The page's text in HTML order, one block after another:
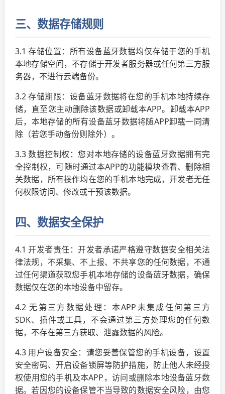
三、数据存储规则
3.1 存储位置：所有设备蓝牙数据均仅存储于您的手机
本地存储空间，不存储于开发者服务器或任何第三方服
务器，不进行云端备份。
3.2 存储期限：设备蓝牙数据将在您的手机本地持续存
储，直至您主动删除该数据或卸载本APP。卸载本APP
后，本地存储的所有设备蓝牙数据将随APP卸载一同清
除（若您手动备份则除外）。
3.3 数据控制权：您对本地存储的设备蓝牙数据拥有完
全控制权，可随时通过本APP的功能模块查看、删除相
关数据，所有操作均在您的手机本地完成，开发者无任
何权限访问、修改或干预该数据。
四、数据安全保护
4.1 开发者责任：开发者承诺严格遵守数据安全相关法
律法规，不采集、不上报、不共享您的任何数据，不通
过任何渠道获取您手机本地存储的设备蓝牙数据，确保
数据仅在您的本地设备中留存。
4.2 无第三方数据处理：本APP未集成任何第三方
SDK、插件或工具，不会通过第三方处理您的任何数
据，不存在第三方获取、泄露数据的风险。
4.3 用户设备安全：请您妥善保管您的手机设备，设置
安全密码、开启设备锁屏等防护措施，防止他人未经授
权使用您的手机及本APP，访问或删除本地设备蓝牙数
据。若因您的设备保管不当导致的数据安全风险，由您